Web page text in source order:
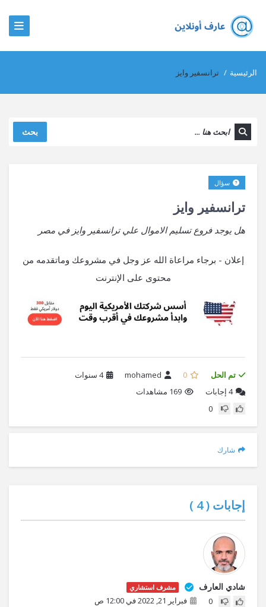
الرئيسية / ترانسفير وايز
بحث
ترانسفير وايز
سؤال
هل يوجد فروع تسليم الاموال علي ترانسفير وايز في مصر
إعلان - برجاء مراعاة الله عز وجل في مشروعك وماتقدمه من
محتوى على الإنترنت
تم الحل 0
mohamed
4 سنوات
4 إجابات
169 مشاهدات
0
شارك
إجابات (4
)
شادي العارف مشرف استشاري
0 فبراير 21, 2022 في 12:00 ص